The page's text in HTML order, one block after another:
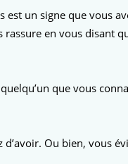
un signe que vous
en vous disant
que vous
Ou bien, vous